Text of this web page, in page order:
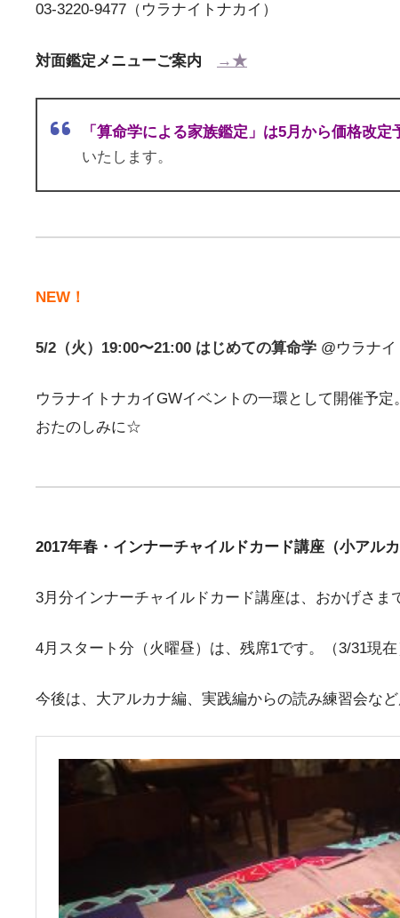
03-3220-9477（ウラナイトナカイ）
対面鑑定メニューご案内 →★
「算命学による家族鑑定」は5月から価格改定
いたします。
NEW！
5/2（火）19:00〜21:00 はじめての算命学 @ウラナイ
ウラナイトナカイGWイベントの一環として開催予
おたのしみに☆
2017年春・インナーチャイルドカード講座（小アルカ
3月分インナーチャイルドカード講座は、おかげさま
4月スタート分（火曜昼）は、残席1です。（3/31現
今後は、大アルカナ編、実践編からの読み練習会な